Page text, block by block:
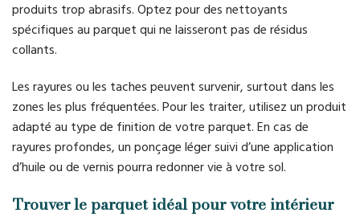
produits trop abrasifs. Optez pour des nettoyants
spécifiques au parquet qui ne laisseront pas de résidus
collants.
Les rayures ou les taches peuvent survenir, surtout dans les
zones les plus fréquentées. Pour les traiter, utilisez un produit
adapté au type de finition de votre parquet. En cas de
rayures profondes, un ponçage léger suivi d’une application
d’huile ou de vernis pourra redonner vie à votre sol.
Trouver le parquet idéal pour votre intérieur